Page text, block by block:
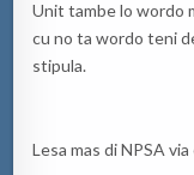
Unit tambe lo wordo
cu no ta wordo teni
stipula.
Lesa mas di NPSA